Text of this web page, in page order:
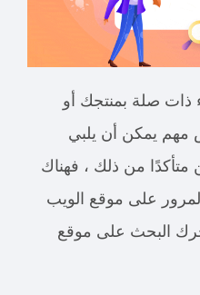
صلة بمنتجك أو
يمكن أن يلبي
من ذلك ، فهناك
على موقع الويب
على موقع